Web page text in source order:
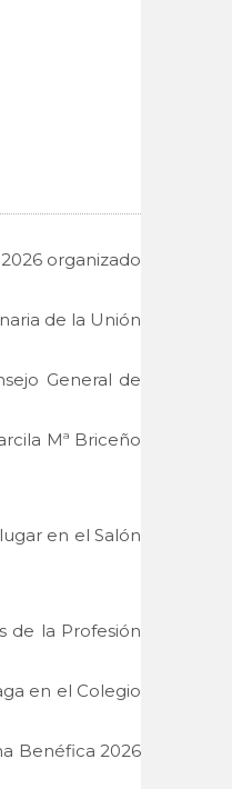
organizado
de la Unión
General de
Mª Briceño
en el Salón
de la Profesión
en el Colegio
Benéfica 2026